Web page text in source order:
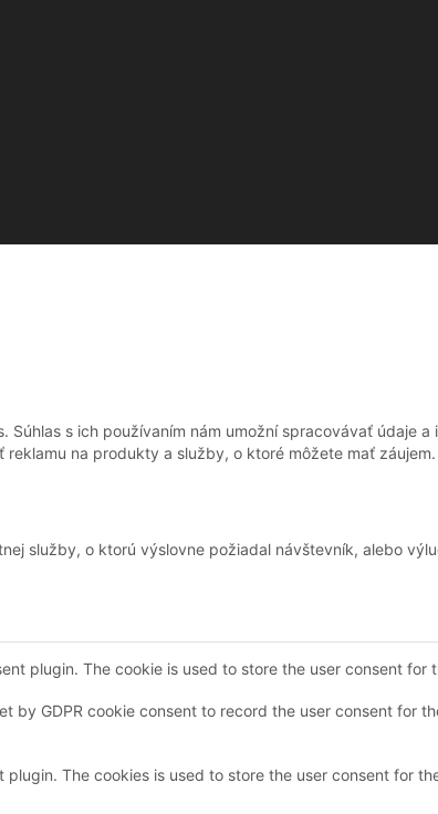
s ich používaním nám umožní spracovávať údaje
na produkty a služby, o ktoré môžete mať záujem.
služby, o ktorú výslovne požiadal návštevník, alebo
plugin. The cookie is used to store the user consent
by GDPR cookie consent to record the user consent for
plugin. The cookies is used to store the user consent for